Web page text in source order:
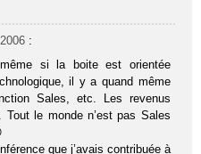
:
si la boite est orientée
il y a quand même
Sales, etc. Les revenus
le monde n’est pas Sales
que j’avais contribuée à